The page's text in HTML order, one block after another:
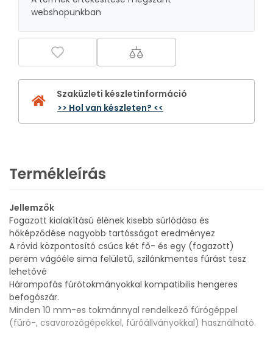
webshopunkban
Szaküzleti készletinformáció
>> Hol van készleten? <<
Termékleírás
Jellemzők
Fogazott kialakítású élének kisebb súrlódása és
hőképződése nagyobb tartósságot eredményez
A rövid központosító csúcs két fő- és egy (fogazott)
perem vágóéle sima felületű, szilánkmentes fúrást tesz
lehetővé
Hárompofás fúrótokmányokkal kompatibilis hengeres
befogószár.
Minden 10 mm-es tokmánnyal rendelkező fúrógéppel
(fúró-, csavarozógépekkel, fúróállványokkal) használható.